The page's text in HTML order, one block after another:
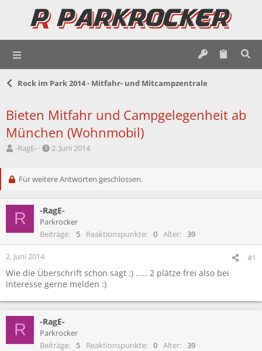
Rock im Park 2014 - Mitfahr- und Mitcampzentrale
Bieten Mitfahr und Campgelegenheit ab
München (Wohnmobil)
E
t
l
e
r
-RagE-
E
t
l
t
a
m
2. Juni 2014
Für weitere Antworten geschlossen.
R -RagE-
Parkrocker
Beiträge
5 Reaktionspunkte 0 Alter 39
2. Juni 2014 #1
Wie die Überschrift schon sagt :) ..... 2 plätze frei also bei
interesse gerne melden :)
R -RagE-
Parkrocker
Beiträge
5 Reaktionspunkte 0 Alter 39